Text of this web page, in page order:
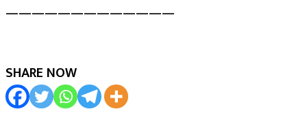
—————————————
SHARE NOW